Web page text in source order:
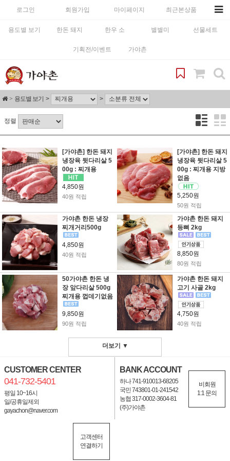
로그인 회원가입 마이페이지 최근본상품
용도별 보기 한돈 돼지 한우 소 별별미 선물세트
기획전/이벤트 가야촌
용도별 보기
정렬
[가야촌] 한돈 돼지
냉장육 뒷다리살 5
00g : 찌개용
4,850원
40원 적립
[가야촌] 한돈 돼지
냉장육 뒷다리살 5
00g : 찌개용 지방
없음
5,250원
50원 적립
가야촌 한돈 냉장
찌개거리500g
4,850원
40원 적립
가야촌 한돈 돼지
등뼈 2kg
8,850원
80원 적립
50가야촌 한돈 냉
장 앞다리살 500g
찌개용 껍데기없음
9,850원
90원 적립
가야촌 한돈 돼지
고기 사골 2kg
4,750원
40원 적립
더보기 ▼
CUSTOMER CENTER
041-732-5401
평일 10~16시
일/공휴일제외
gayachon@naver.com
고객센터
연결하기
BANK ACCOUNT
하나 741-910013-68205
국민 743801-01-241542
농협 317-0002-3604-81
(주)가야촌
비회원
1:1 문의